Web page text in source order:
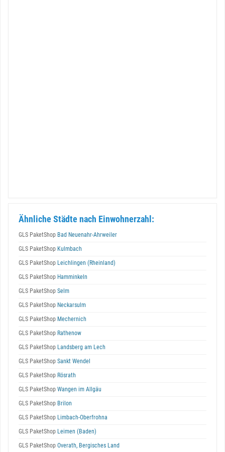
Ähnliche Städte nach Einwohnerzahl:
GLS PaketShop Bad Neuenahr-Ahrweiler
GLS PaketShop Kulmbach
GLS PaketShop Leichlingen (Rheinland)
GLS PaketShop Hamminkeln
GLS PaketShop Selm
GLS PaketShop Neckarsulm
GLS PaketShop Mechernich
GLS PaketShop Rathenow
GLS PaketShop Landsberg am Lech
GLS PaketShop Sankt Wendel
GLS PaketShop Rösrath
GLS PaketShop Wangen im Allgäu
GLS PaketShop Brilon
GLS PaketShop Limbach-Oberfrohna
GLS PaketShop Leimen (Baden)
GLS PaketShop Overath, Bergisches Land